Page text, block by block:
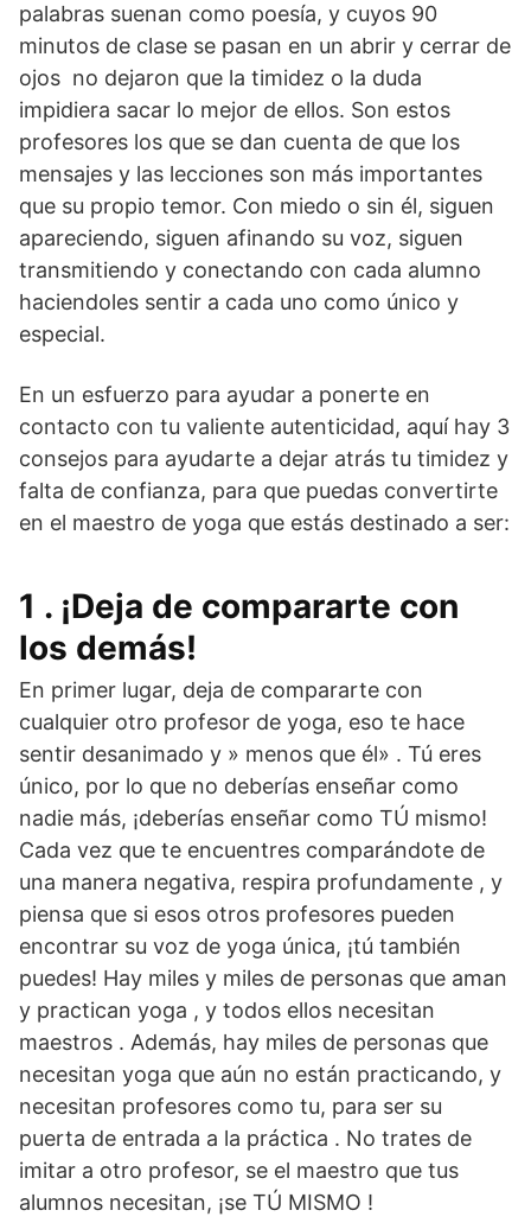
palabras suenan como poesía, y cuyos 90
minutos de clase se pasan en un abrir y cerrar de
ojos no dejaron que la timidez o la duda
impidiera sacar lo mejor de ellos. Son estos
profesores los que se dan cuenta de que los
mensajes y las lecciones son más importantes
que su propio temor. Con miedo o sin él, siguen
apareciendo, siguen afinando su voz, siguen
transmitiendo y conectando con cada alumno
haciendoles sentir a cada uno como único y
especial.
En un esfuerzo para ayudar a ponerte en
contacto con tu valiente autenticidad, aquí hay 3
consejos para ayudarte a dejar atrás tu timidez y
falta de confianza, para que puedas convertirte
en el maestro de yoga que estás destinado a ser:
1 . ¡Deja de compararte con
los demás!
En primer lugar, deja de compararte con
cualquier otro profesor de yoga, eso te hace
sentir desanimado y » menos que él» . Tú eres
único, por lo que no deberías enseñar como
nadie más, ¡deberías enseñar como TÚ mismo!
Cada vez que te encuentres comparándote de
una manera negativa, respira profundamente , y
piensa que si esos otros profesores pueden
encontrar su voz de yoga única, ¡tú también
puedes! Hay miles y miles de personas que aman
y practican yoga , y todos ellos necesitan
maestros . Además, hay miles de personas que
necesitan yoga que aún no están practicando, y
necesitan profesores como tu, para ser su
puerta de entrada a la práctica . No trates de
imitar a otro profesor, se el maestro que tus
alumnos necesitan, ¡se TÚ MISMO !